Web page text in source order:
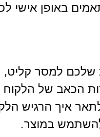
באופן אישי
שלכם למסר קליט,
הכאב של
איך הרגיש
להשתמש במוצר.